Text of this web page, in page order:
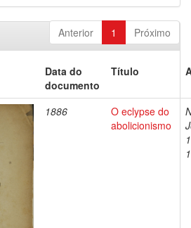
Anterior 1 Próximo
Data do
documento
Título
1886
O eclypse do
abolicionismo